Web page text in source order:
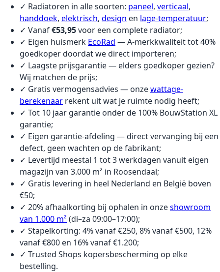
✓ Radiatoren in alle soorten: paneel, verticaal,
handdoek, elektrisch, design en lage-temperatuur;
✓ Vanaf€53,95voor een complete radiator;
✓ Eigen huismerk EcoRad — A-merkkwaliteit tot 40%
goedkoper doordat we direct importeren;
✓ Laagste prijsgarantie — elders goedkoper gezien?
Wij matchen de prijs;
✓ Gratis vermogensadvies — onzewattage-
berekenaar rekent uit wat je ruimte nodig heeft;
✓ Tot 10 jaar garantie onder de 100% BouwStation XL
garantie;
✓ Eigen garantie-afdeling — direct vervanging bij een
defect, geen wachten op de fabrikant;
✓ Levertijd meestal 1 tot 3 werkdagen vanuit eigen
magazijn van 3.000 m² in Roosendaal;
✓ Gratis levering in heel Nederland en België boven
€50;
✓ 20% afhaalkorting bij ophalen in onzeshowroom
van 1.000 m² (di–za 09:00–17:00);
✓ Stapelkorting: 4% vanaf €250, 8% vanaf €500, 12%
vanaf €800 en 16% vanaf €1.200;
✓ Trusted Shops kopersbescherming op elke
bestelling.